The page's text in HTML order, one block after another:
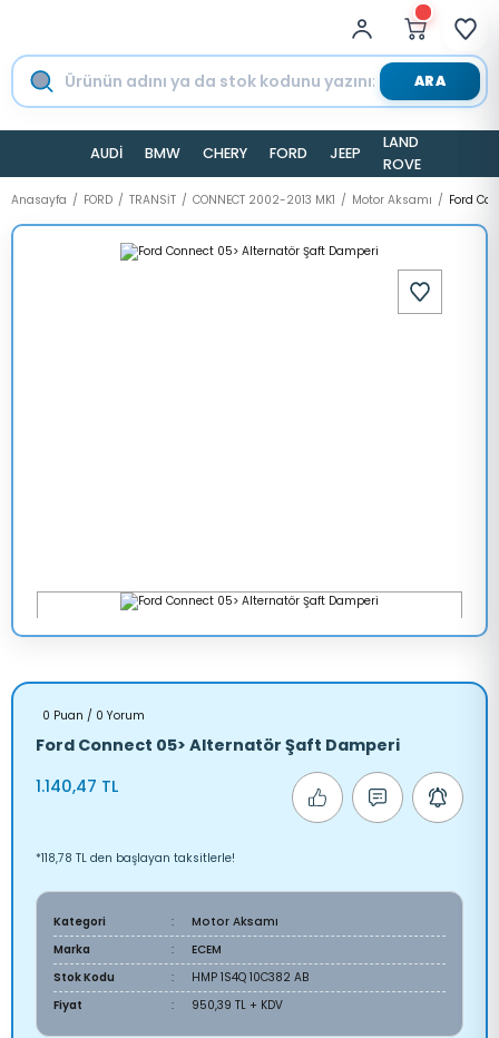
ARA
AUDİ BMW CHERY FORD JEEP
LAND
ROVER
Anasayfa FORD TRANSİT CONNECT 2002-2013 MK1 Motor Aksamı Ford
0 Puan / 0 Yorum
Ford Connect 05> Alternatör Şaft Damperi
1.140,47 TL
*118,78 TL den başlayan taksitlerle!
Kategori
Motor Aksamı
Marka
ECEM
Stok Kodu
HMP 1S4Q 10C382 AB
Fiyat
950,39 TL + KDV